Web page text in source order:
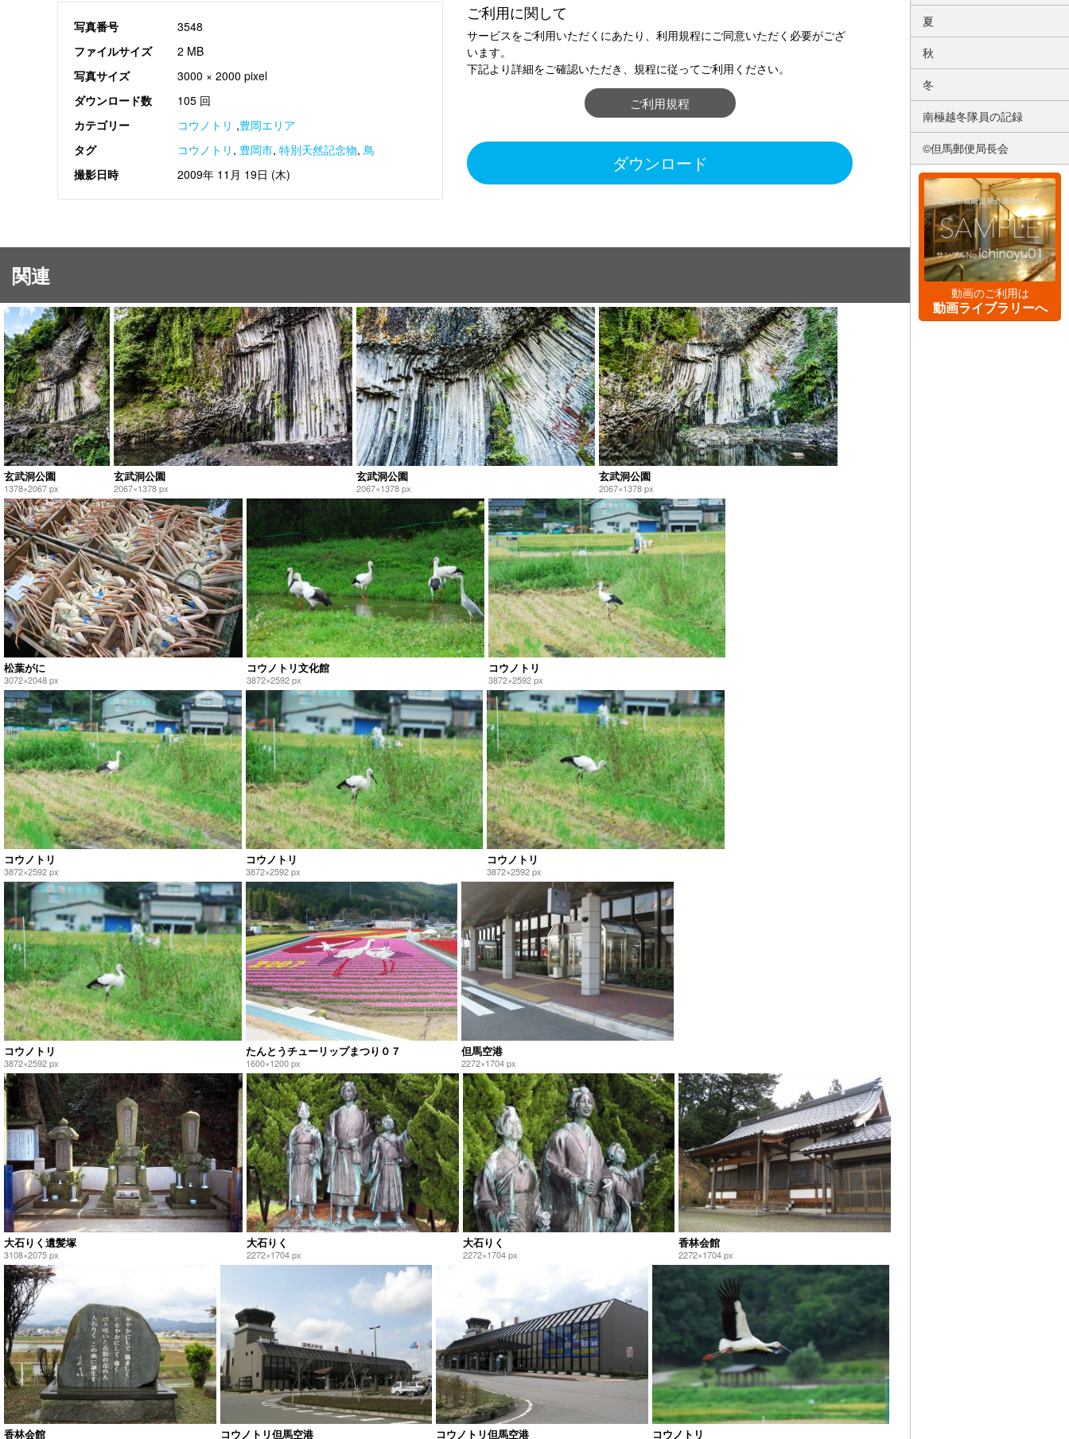
写真番号
3548
ファイルサイズ
2 MB
写真サイズ
3000 × 2000 pixel
ダウンロード数
105 回
カテゴリー
コウノトリ ,豊岡エリア
タグ
コウノトリ , 豊岡市, 特別天然記念物, 鳥
撮影日時
2009年 11月 19日 (木)
ご利用に関して
サービスをご利用いただくにあたり、利用規程にご同意いただく必要がござ
います。
下記より詳細をご確認いただき、規程に従ってご利用ください。
ご利用規程
ダウンロード
関連
玄武洞公園
1378×2067 px
玄武洞公園
2067×1378 px
玄武洞公園
2067×1378 px
玄武洞公園
2067×1378 px
松葉がに
3072×2048 px
コウノトリ文化館
3872×2592 px
コウノトリ
3872×2592 px
コウノトリ
3872×2592 px
コウノトリ
3872×2592 px
コウノトリ
3872×2592 px
コウノトリ
3872×2592 px
たんとうチューリップまつり０７
1600×1200 px
但馬空港
2272×1704 px
大石りく遺髪塚
3108×2075 px
大石りく
2272×1704 px
大石りく
2272×1704 px
香林会館
2272×1704 px
香林会館 コウノトリ但馬空港 コウノトリ但馬空港 コウノトリ
夏
秋
冬
南極越冬隊員の記録
©但馬郵便局長会
動画のご利用は
動画ライブラリーへ